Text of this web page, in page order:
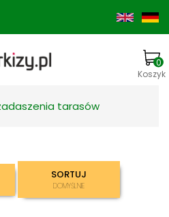
0
Koszyk
tarasów
SORTUJ
DOMYŚLNIE